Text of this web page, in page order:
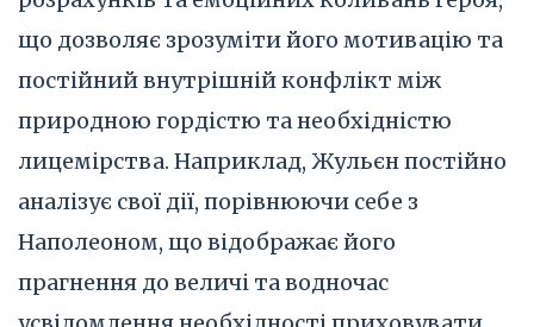
що дозволяє зрозуміти його мотивацію та
постійний внутрішній конфлікт між
природною гордістю та необхідністю
лицемірства. Наприклад, Жульєн постійно
аналізує свої дії, порівнюючи себе з
Наполеоном, що відображає його
прагнення до величі та водночас